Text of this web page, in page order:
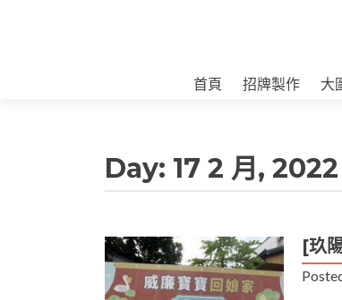
首頁 招牌製作 大
Day: 17 2 月, 2022
[玖